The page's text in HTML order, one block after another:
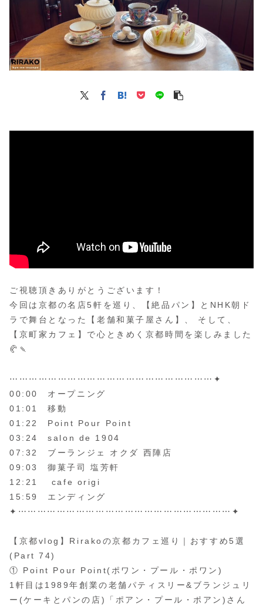
ご視聴頂きありがとうございます！
今回は京都の名店5軒を巡り、【絶品パン】とNHK朝ド
ラで舞台となった【老舗和菓子屋さん】、 そして、
【京町家カフェ】で心ときめく京都時間を楽しみました
🥐🍡
⋯⋯⋯⋯⋯⋯⋯⋯⋯⋯⋯⋯⋯⋯⋯⋯⋯⋯⋯⋯⋯✦
00:00 オープニング
01:01 移動
01:22 Point Pour Point
03:24 salon de 1904
07:32 ブーランジェ オクダ 西陣店
09:03 御菓子司 塩芳軒
12:21 cafe origi
15:59 エンディング
✦⋯⋯⋯⋯⋯⋯⋯⋯⋯⋯⋯⋯⋯⋯⋯⋯⋯⋯⋯⋯⋯⋯✦
【京都vlog】Rirakoの京都カフェ巡り｜おすすめ5選
(Part 74)
① Point Pour Point(ポワン・プール・ポワン)
1軒目は1989年創業の老舗パティスリー&ブランジュリ
ー(ケーキとパンの店)「ポアン・プール・ポアン)さん